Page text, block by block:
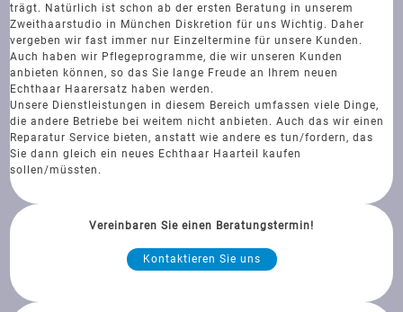
trägt. Natürlich ist schon ab der ersten Beratung in unserem
Zweithaarstudio in München Diskretion für uns Wichtig. Daher
vergeben wir fast immer nur Einzeltermine für unsere Kunden.
Auch haben wir Pflegeprogramme, die wir unseren Kunden
anbieten können, so das Sie lange Freude an Ihrem neuen
Echthaar Haarersatz haben werden.
Unsere Dienstleistungen in diesem Bereich umfassen viele Dinge,
die andere Betriebe bei weitem nicht anbieten. Auch das wir einen
Reparatur Service bieten, anstatt wie andere es tun/fordern, das
Sie dann gleich ein neues Echthaar Haarteil kaufen
sollen/müssten.
Vereinbaren Sie einen Beratungstermin!
Kontaktieren Sie uns